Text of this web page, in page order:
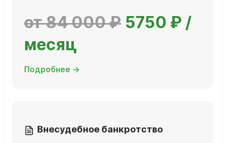
от 84 000 ₽ 5750 ₽ /
месяц
Подробнее →
Внесудебное банкротство